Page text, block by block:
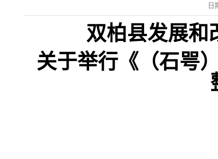
日
双柏县发展
关于举行《（石咢